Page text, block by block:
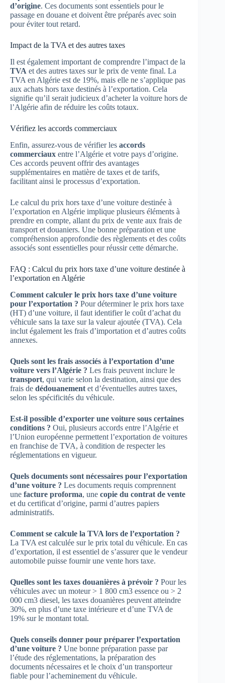
d’origine. Ces documents sont essentiels pour le
passage en douane et doivent être préparés avec soin
pour éviter tout retard.
Impact de la TVA et des autres taxes
Il est également important de comprendre l’impact de la
TVA et des autres taxes sur le prix de vente final. La
TVA en Algérie est de 19%, mais elle ne s’applique pas
aux achats hors taxe destinés à l’exportation. Cela
signifie qu’il serait judicieux d’acheter la voiture hors de
l’Algérie afin de réduire les coûts totaux.
Vérifiez les accords commerciaux
Enfin, assurez-vous de vérifier les accords
commerciaux entre l’Algérie et votre pays d’origine.
Ces accords peuvent offrir des avantages
supplémentaires en matière de taxes et de tarifs,
facilitant ainsi le processus d’exportation.
Le calcul du prix hors taxe d’une voiture destinée à
l’exportation en Algérie implique plusieurs éléments à
prendre en compte, allant du prix de vente aux frais de
transport et douaniers. Une bonne préparation et une
compréhension approfondie des règlements et des coûts
associés sont essentielles pour réussir cette démarche.
FAQ : Calcul du prix hors taxe d’une voiture destinée à
l’exportation en Algérie
Comment calculer le prix hors taxe d’une voiture
pour l’exportation ? Pour déterminer le prix hors taxe
(HT) d’une voiture, il faut identifier le coût d’achat du
véhicule sans la taxe sur la valeur ajoutée (TVA). Cela
inclut également les frais d’importation et d’autres coûts
annexes.
Quels sont les frais associés à l’exportation d’une
voiture vers l’Algérie ? Les frais peuvent inclure le
transport, qui varie selon la destination, ainsi que des
frais de dédouanement et d’éventuelles autres taxes,
selon les spécificités du véhicule.
Est-il possible d’exporter une voiture sous certaines
conditions ? Oui, plusieurs accords entre l’Algérie et
l’Union européenne permettent l’exportation de voitures
en franchise de TVA, à condition de respecter les
réglementations en vigueur.
Quels documents sont nécessaires pour l’exportation
d’une voiture ? Les documents requis comprennent
une facture proforma, une copie du contrat de vente
et du certificat d’origine, parmi d’autres papiers
administratifs.
Comment se calcule la TVA lors de l’exportation ?
La TVA est calculée sur le prix total du véhicule. En cas
d’exportation, il est essentiel de s’assurer que le vendeur
automobile puisse fournir une vente hors taxe.
Quelles sont les taxes douanières à prévoir ? Pour les
véhicules avec un moteur > 1 800 cm3 essence ou > 2
000 cm3 diesel, les taxes douanières peuvent atteindre
30%, en plus d’une taxe intérieure et d’une TVA de
19% sur le montant total.
Quels conseils donner pour préparer l’exportation
d’une voiture ? Une bonne préparation passe par
l’étude des réglementations, la préparation des
documents nécessaires et le choix d’un transporteur
fiable pour l’acheminement du véhicule.